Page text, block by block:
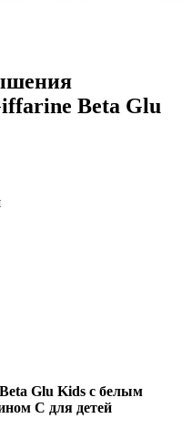
Beta Glu
Glu Kids с белым
C для детей